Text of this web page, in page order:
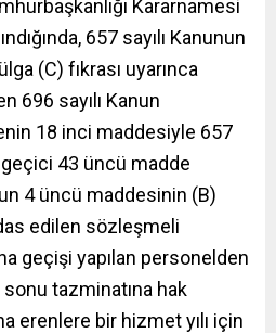
Kararnamesi
657 sayılı Kanunun
(C) fıkrası uyarınca
696 sayılı Kanun
18 inci maddesiyle 657
geçici 43 üncü madde
4 üncü maddesinin (B)
edilen sözleşmeli
geçişi yapılan personelden
tazminatına hak
erenlere bir hizmet yılı için